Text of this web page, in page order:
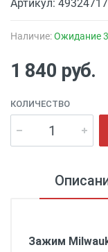
Артикул:
Наличие:Ожидание
1 840 руб.
КОЛИЧЕСТВО
Зажим